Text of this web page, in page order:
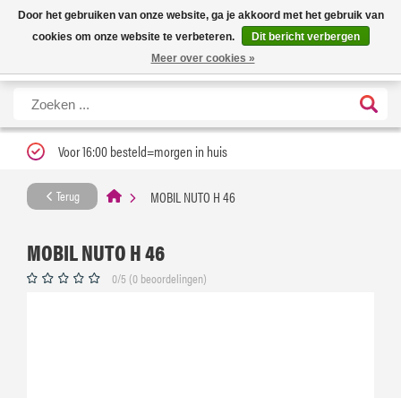
Nieuwe levertijd: 1 tot 3 werkdagen | Nu 25% korting op gehele assortiment
Carfume met kortingscode ''verfrissend''
X
Voor 16:00 besteld=morgen in huis
Terug MOBIL NUTO H 46
MOBIL NUTO H 46
0/5 (0 beoordelingen)
Door het gebruiken van onze website, ga je akkoord met het gebruik van
cookies om onze website te verbeteren.
Dit bericht verbergen
Meer over cookies »